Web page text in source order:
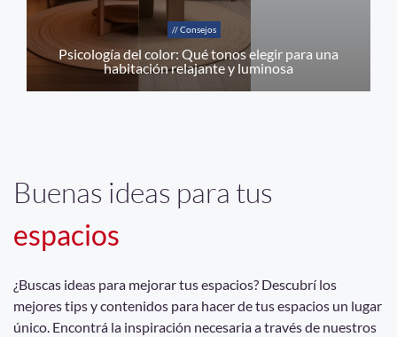
// Consejos
Psicología del color: Qué tonos elegir para una
habitación relajante y luminosa
Buenas ideas para tus
espacios
¿Buscas ideas para mejorar tus espacios? Descubrí los
mejores tips y contenidos para hacer de tus espacios un lugar
único. Encontrá la inspiración necesaria a través de nuestros